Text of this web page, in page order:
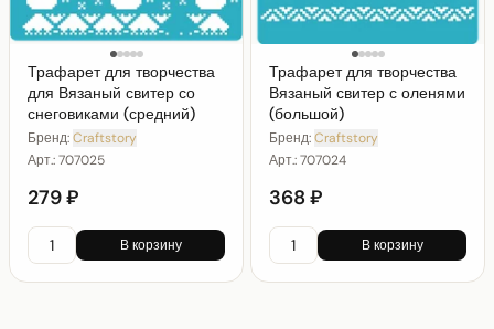
Трафарет для творчества
для Вязаный свитер со
снеговиками (средний)
Бренд:Craftstory
Арт.:707025
279 ₽
В корзину
Трафарет для творчества
Вязаный свитер с оленями
(большой)
Бренд:Craftstory
Арт.:707024
368 ₽
В корзину